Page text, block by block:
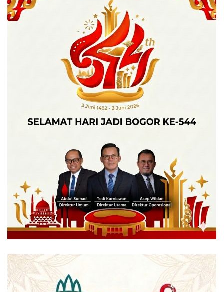
Ia menuturkan, total tersangka seharusnya dua orang.
Namun untuk satu tersangka bernama Lili Putri
Danawinata, informasinya belum juga diajukan oleh
Penyidik. “Tersangka ada 2, karena tersangka Hasan
Sjafei bersama dengan Lili Putri Danawinata dalam
melakukan perbuatannya. Namun rekan Hasan ini masih
belum saja diajukan berkas perkara dari penyidik Polres
Atas perbuatannya, terpidana dijerat dengan Pasal 266,
kedalam satu akta otentik kedua sertifikat itu berada di atas
SHGB milik Sentul City dengan luas total 2.630. Atas
perbuatannya Sentul City dirugikan senilai Rp20 miliar.
(be-007)
Tags: Kejari cibinong kejati jabar lebaran Pemalsuan
terkini tersangka update